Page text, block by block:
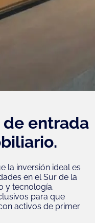
entrada
la inversión ideal es
en el Sur de la
y tecnología.
para que
activos de primer